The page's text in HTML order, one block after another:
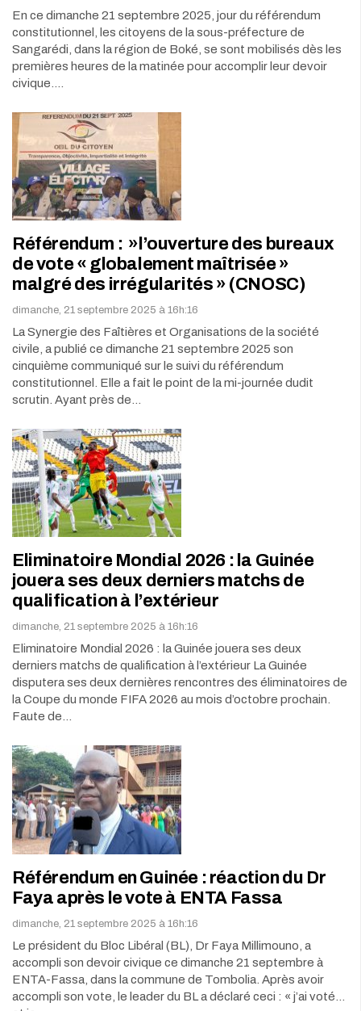
En ce dimanche 21 septembre 2025, jour du référendum
constitutionnel, les citoyens de la sous-préfecture de
Sangarédi, dans la région de Boké, se sont mobilisés dès les
premières heures de la matinée pour accomplir leur devoir
civique.…
Référendum : »l’ouverture des bureaux
de vote « globalement maîtrisée »
malgré des irrégularités » (CNOSC)
dimanche, 21 septembre 2025 à 16h:16
La Synergie des Faîtières et Organisations de la société
civile, a publié ce dimanche 21 septembre 2025 son
cinquième communiqué sur le suivi du référendum
constitutionnel. Elle a fait le point de la mi-journée dudit
scrutin. Ayant près de…
Eliminatoire Mondial 2026 : la Guinée
jouera ses deux derniers matchs de
qualification à l’extérieur
dimanche, 21 septembre 2025 à 16h:16
Eliminatoire Mondial 2026 : la Guinée jouera ses deux
derniers matchs de qualification à l’extérieur La Guinée
disputera ses deux dernières rencontres des éliminatoires de
la Coupe du monde FIFA 2026 au mois d’octobre prochain.
Faute de…
Référendum en Guinée : réaction du Dr
Faya après le vote à ENTA Fassa
dimanche, 21 septembre 2025 à 16h:16
Le président du Bloc Libéral (BL), Dr Faya Millimouno, a
accompli son devoir civique ce dimanche 21 septembre à
ENTA-Fassa, dans la commune de Tombolia. Après avoir
accompli son vote, le leader du BL a déclaré ceci : « j’ai voté…